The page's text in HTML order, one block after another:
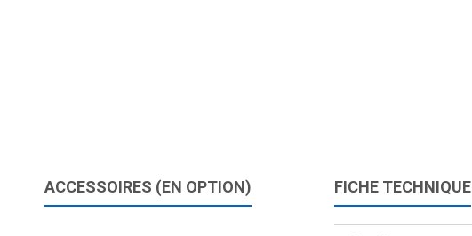
ACCESSOIRES (EN OPTION) FICHE TECHNIQUE